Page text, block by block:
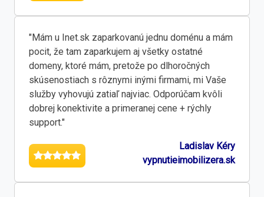
"Mám u Inet.sk zaparkovanú jednu doménu a mám
pocit, že tam zaparkujem aj všetky ostatné
domeny, ktoré mám, pretože po dlhoročných
skúsenostiach s rôznymi inými firmami, mi Vaše
služby vyhovujú zatiaľ najviac. Odporúčam kvôli
dobrej konektivite a primeranej cene + rýchly
support."
Ladislav Kéry
vypnutieimobilizera.sk